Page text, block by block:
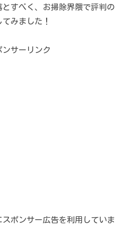
すべく、お掃除界隈で評判の
てみました！
ンサーリンク
スポンサー広告を利用していま